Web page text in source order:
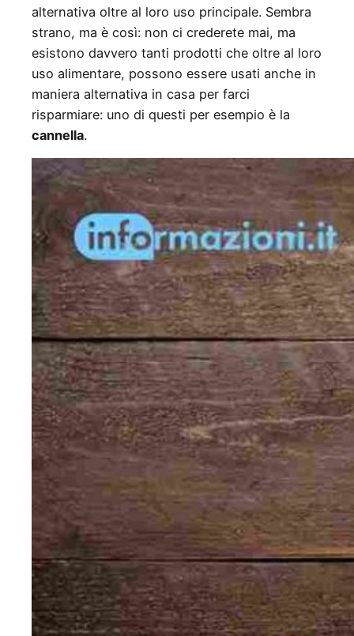
alternativa oltre al loro uso principale. Sembra
strano, ma è così: non ci crederete mai, ma
esistono davvero tanti prodotti che oltre al loro
uso alimentare, possono essere usati anche in
maniera alternativa in casa per farci
risparmiare: uno di questi per esempio è la
cannella.